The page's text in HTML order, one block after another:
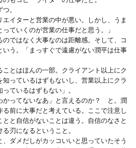
。
エイターと営業の中が悪い。しかし、うま
ていくのが営業の仕事だと思う。」
ではなく 大事なのは距離感。そして、コ
いう。「まっすぐで遠慮がない潤平は仕事
とはほんの一部。 クライアント以上にク
っているはずもないし、営業以上にクラ
っているはずもない 」。
かってないなあ」と言えるのか？ と。潤
る前に大事だと考えている。ここで注意し
とと自信がないことは違う 。自信のなさと
刃になるということ。
ダメだしがカッコいいと思っていたそう